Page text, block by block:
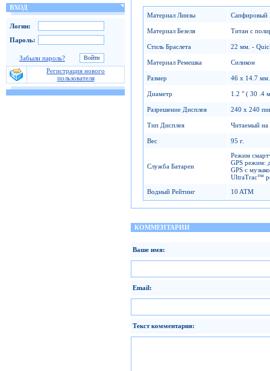
ВХОД
Логин:
Пароль:
Забыли пароль?
Регистрация нового
пользователя
Материал Линзы Сапфировый
Материал Безеля Титан с
Стиль Браслета 22 мм. -
Материал Ремешка Силикон
Размер 46 x 14.7 мм.
Диаметр 1.2 " ( 30 .4
Разрешение Дисплея 240 x 240
Тип Дисплея Читаемый на
Вес 95 г.
Служба Батареи
Режим
GPS режим:
GPS с
UltraTrac™
Водный Рейтинг
10 ATM
КОММЕНТАРИИ
Ваше имя:
Email:
Текст комментария: